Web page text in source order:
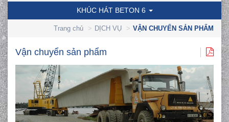
KHÚC HÁT BETON 6
Trang chủ DỊCH VỤ VẬN CHUYỂN SẢN PHẨM
Vận chuyển sản phẩm